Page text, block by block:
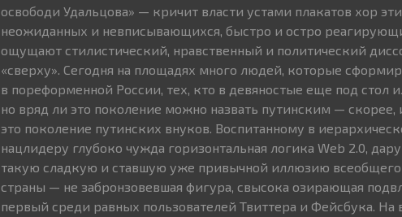
освободи Удальцова» — кричит власти устами плакатов хор
неожиданных и невписывающихся, быстро и остро
ощущают стилистический, нравственный и политический
«сверху». Сегодня на площадях много людей, которые
в пореформенной России, тех, кто в девяностые еще под стол
но вряд ли это поколение можно назвать путинским — скорее,
это поколение путинских внуков. Воспитанному в
нацлидеру глубоко чужда горизонтальная логика Web 2.0,
такую сладкую и ставшую уже привычной иллюзию всеобщего
страны — не забронзовевшая фигура, свысока озирающая
первый среди равных пользователей Твиттера и Фейсбука. На